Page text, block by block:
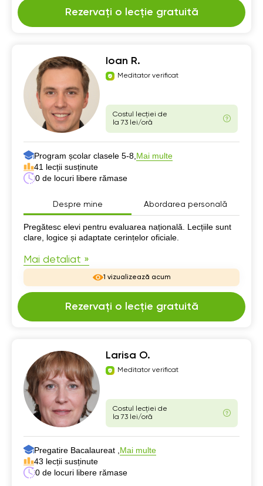
Rezervați o lecție gratuită
Ioan R.
Meditator verificat
Costul lecției de
la 73 lei/oră
Program școlar clasele 5-8, Mai multe
41 lecții susținute
0 de locuri libere rămase
Despre mine Abordarea personală
Despre mine
Pregătesc elevi pentru evaluarea națională. Lecțiile sunt
clare, logice și adaptate cerințelor oficiale.
Mai detaliat »
1 vizualizează acum
Rezervați o lecție gratuită
Larisa O.
Meditator verificat
Costul lecției de
la 73 lei/oră
Pregatire Bacalaureat , Mai multe
43 lecții susținute
0 de locuri libere rămase